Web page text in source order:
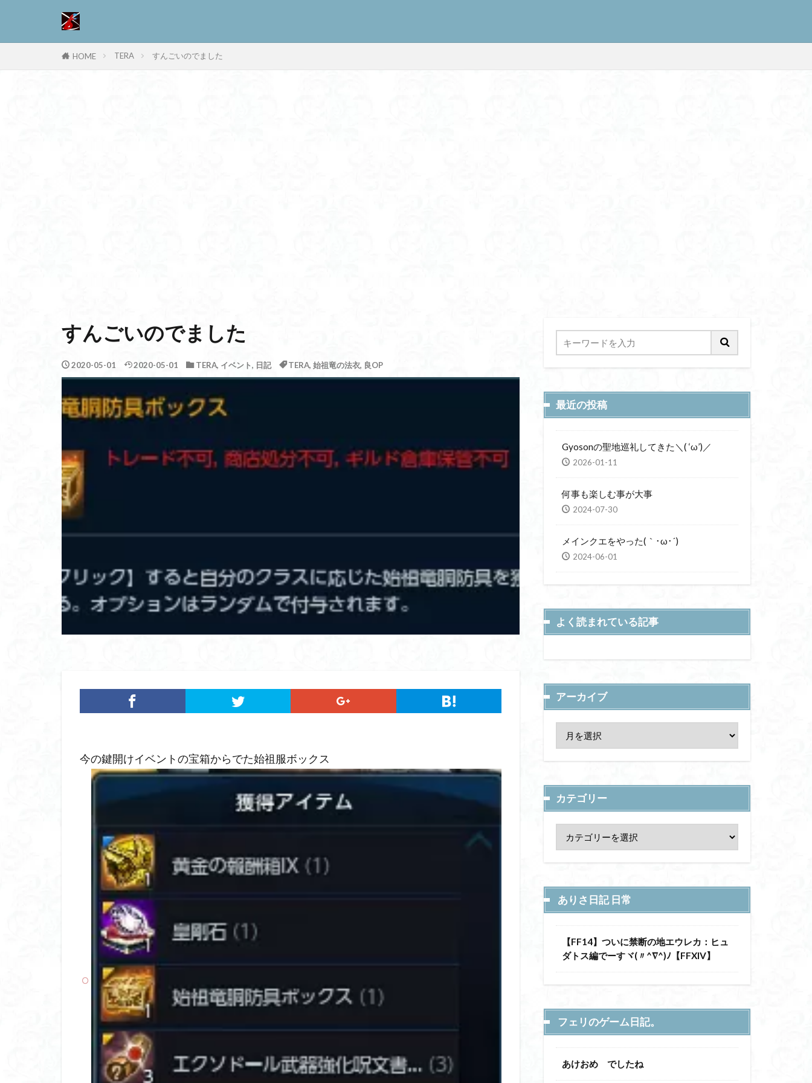
HOME TERA すんごいのでました
すんごいのでました
2020-05-01 2020-05-01 TERA, イベント, 日記 TERA, 始祖竜の法衣, 良OP
今の鍵開けイベントの宝箱からでた始祖服ボックス
最近の投稿
Gyosonの聖地巡礼してきた＼( ‘ω’)／
2026-01-11
何事も楽しむ事が大事
2024-07-30
メインクエをやった(｀･ω･´)
2024-06-01
よく読まれている記事
アーカイブ
カテゴリー
ありさ日記 日常
【FF14】ついに禁断の地エウレカ：ヒュ
ダトス編でーすヾ(〃^∇^)ﾉ【FFXIV】
フェリのゲーム日記。
あけおめ でしたね